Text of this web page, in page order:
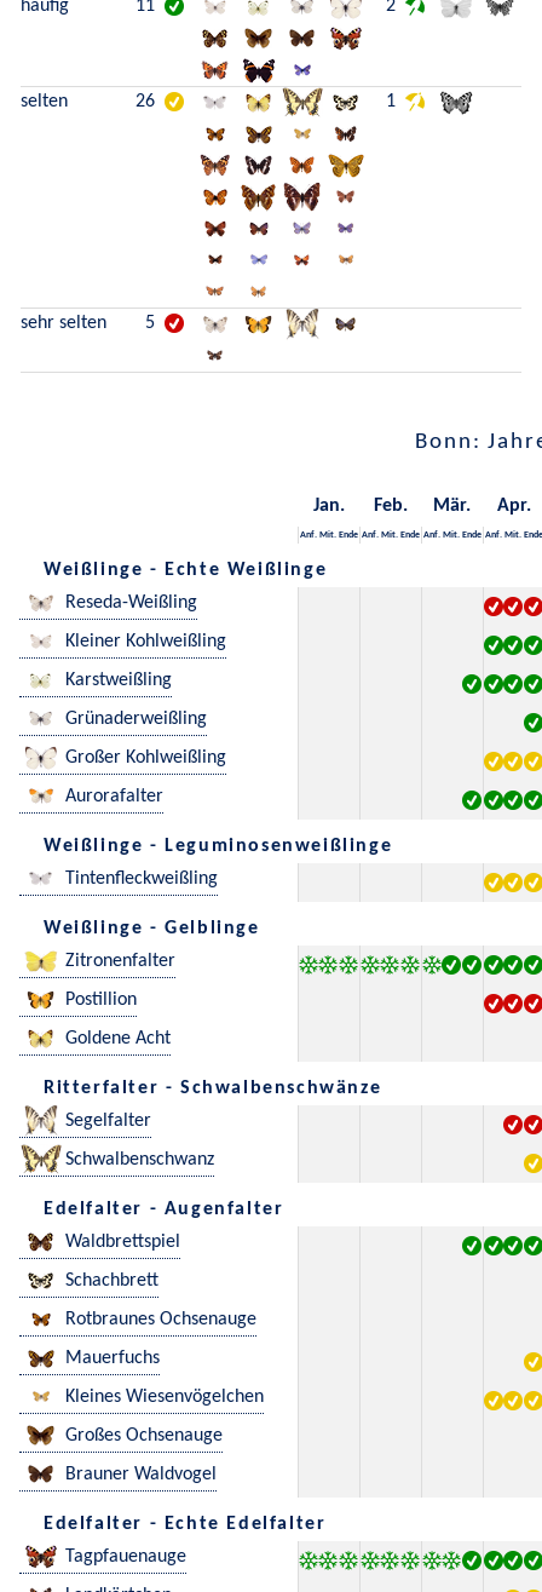
häufig 11 2
selten 26 1
sehr selten 5
Bonn:
Jan. Feb. Mär. Apr.
Anf. Mit. Ende Anf. Mit. Ende Anf. Mit. Ende Anf. Mit. Ende
Weißlinge - Echte Weißlinge
Reseda-Weißling
Kleiner Kohlweißling
Karstweißling
Grünaderweißling
Großer Kohlweißling
Aurorafalter
Weißlinge - Leguminosenweißlinge
Tintenfleckweißling
Weißlinge - Gelblinge
Zitronenfalter
Postillion
Goldene Acht
Ritterfalter - Schwalbenschwänze
Segelfalter
Schwalbenschwanz
Edelfalter - Augenfalter
Waldbrettspiel
Schachbrett
Rotbraunes Ochsenauge
Mauerfuchs
Kleines Wiesenvögelchen
Großes Ochsenauge
Brauner Waldvogel
Edelfalter - Echte Edelfalter
Tagpfauenauge